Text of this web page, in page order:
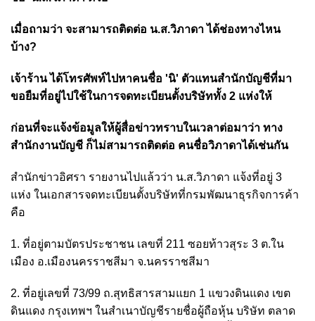
เมื่อถามว่า จะสามารถติดต่อ น.ส.วิภาดา ได้ช่องทางไหน
บ้าง?
เจ้าร้าน ได้โทรศัพท์ไปหาคนชื่อ 'นิ' ตัวแทนสำนักบัญชีที่มา
ขอยืมที่อยู่ไปใช้ในการจดทะเบียนตั้งบริษัททั้ง 2 แห่งให้
ก่อนที่จะแจ้งข้อมูลให้ผู้สื่อข่าวทราบในเวลาต่อมาว่า ทาง
สำนักงานบัญชี ก็ไม่สามารถติดต่อ คนชื่อวิภาดาได้เช่นกัน
สำนักข่าวอิศรา รายงานไปแล้วว่า น.ส.วิภาดา แจ้งที่อยู่ 3
แห่ง ในเอกสารจดทะเบียนตั้งบริษัทที่กรมพัฒนาธุรกิจการค้า
คือ
1. ที่อยู่ตามบัตรประชาชน เลขที่ 211 ซอยท้าวสุระ 3 ต.ใน
เมือง อ.เมืองนครราชสีมา จ.นครราชสีมา
2. ที่อยู่เลขที่ 73/99 ถ.สุทธิสารสามแยก 1 แขวงดินแดง เขต
ดินแดง กรุงเทพฯ ในสำเนาบัญชีรายชื่อผู้ถือหุ้น บริษัท ตลาด